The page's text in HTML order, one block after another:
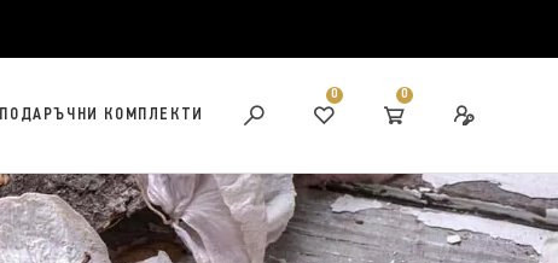
ПОДАРЪЧНИ КОМПЛЕКТИ
0 0